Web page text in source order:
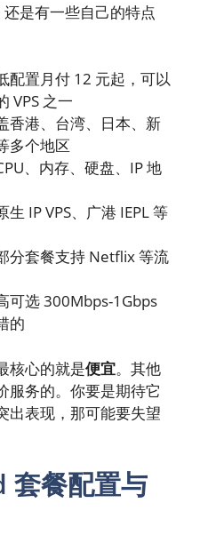
是有一些自己的特点
配置月付 12 元起，可以
VPS 之一
香港、台湾、日本、新
多个地区
、内存、硬盘、IP 地
生 IP VPS、广港 IEPL 等
分套餐支持 Netflix 等流
可选 300Mbps-1Gbps
的
核心的就是便宜。其他
服务的。你要是期待它
出表现，那可能要失望
套餐配置与